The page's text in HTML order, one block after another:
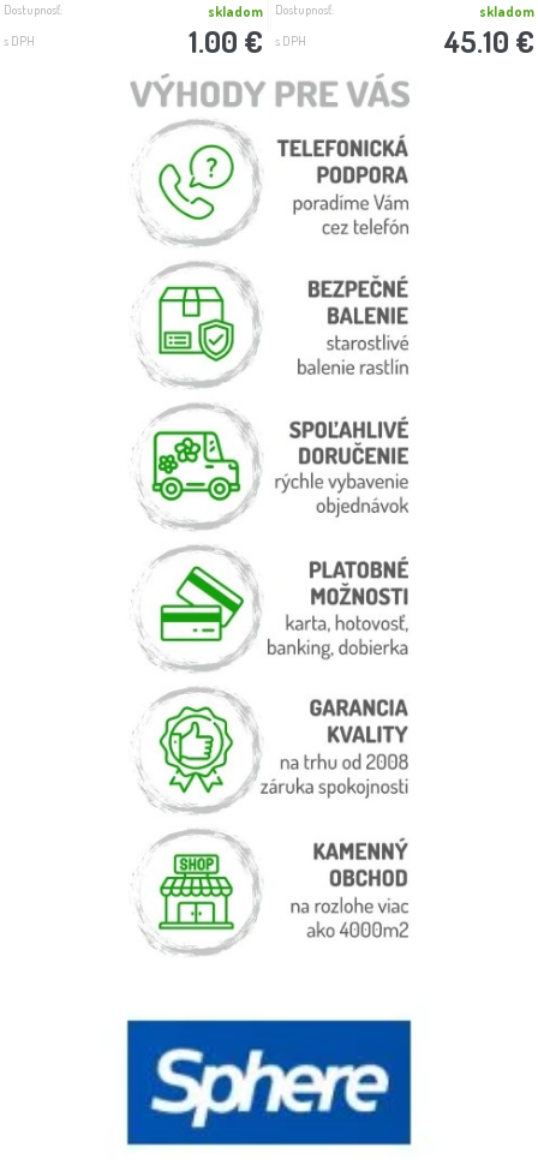
Dostupnosť: skladom
s DPH 1.00 €
Dostupnosť: skladom
s DPH 45.10 €